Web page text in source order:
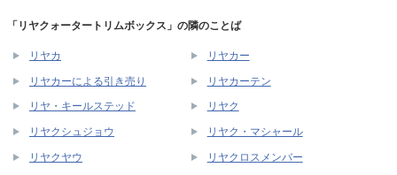
「リヤクォータートリムボックス」の隣のことば
リヤカ リヤカー
リヤカーによる引き売り リヤカーテン
リヤ・キールステッド リヤク
リヤクシュジョウ リヤク・マシャール
リヤクヤウ リヤクロスメンバー